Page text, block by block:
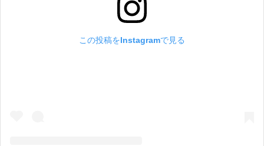
この投稿をInstagramで見る